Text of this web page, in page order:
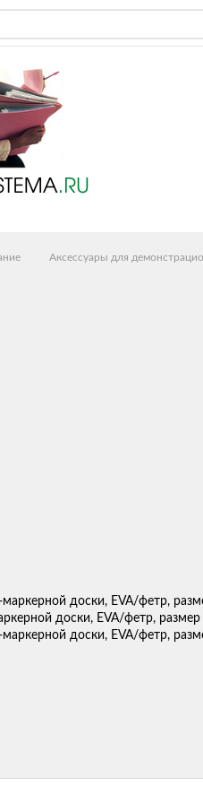
Аксессуары для
доски, EVA/фетр,